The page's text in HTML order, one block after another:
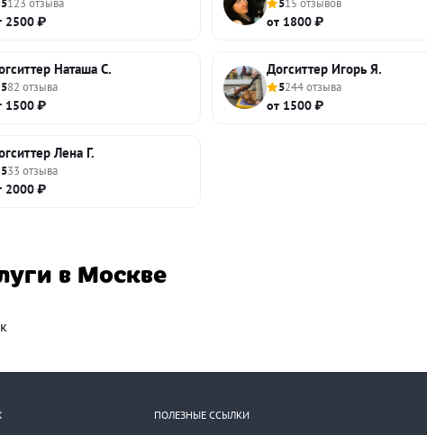
2500 ₽ от 1800 ₽
Наташа С.
582 отзыва
1500 ₽
Догситтер Игорь Я.
5244 отзыва
от 1500 ₽
Лена Г.
533 отзыва
2000 ₽
в Москве
ПОЛЕЗНЫЕ ССЫЛКИ